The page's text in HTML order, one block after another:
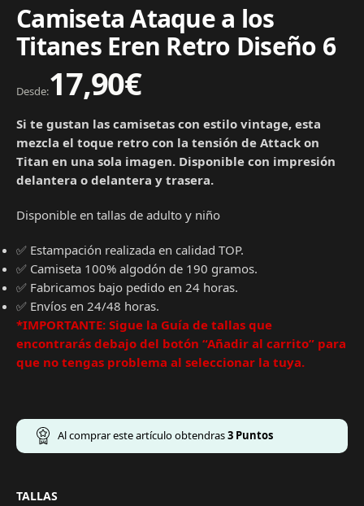
Camiseta Ataque a los
Titanes Eren Retro Diseño 6
Desde:17,90€
Si te gustan las camisetas con estilo vintage, esta
mezcla el toque retro con la tensión de Attack on
Titan en una sola imagen. Disponible con impresión
delantera o delantera y trasera.
Disponible en tallas de adulto y niño
✅ Estampación realizada en calidad TOP.
✅ Camiseta 100% algodón de 190 gramos.
✅ Fabricamos bajo pedido en 24 horas.
✅ Envíos en 24/48 horas.
*IMPORTANTE: Sigue la Guía de tallas que
encontrarás debajo del botón “Añadir al carrito” para
que no tengas problema al seleccionar la tuya.
Al comprar este artículo obtendras3 Puntos
TALLAS